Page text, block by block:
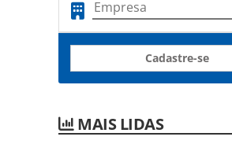
Cadastre-se
MAIS LIDAS